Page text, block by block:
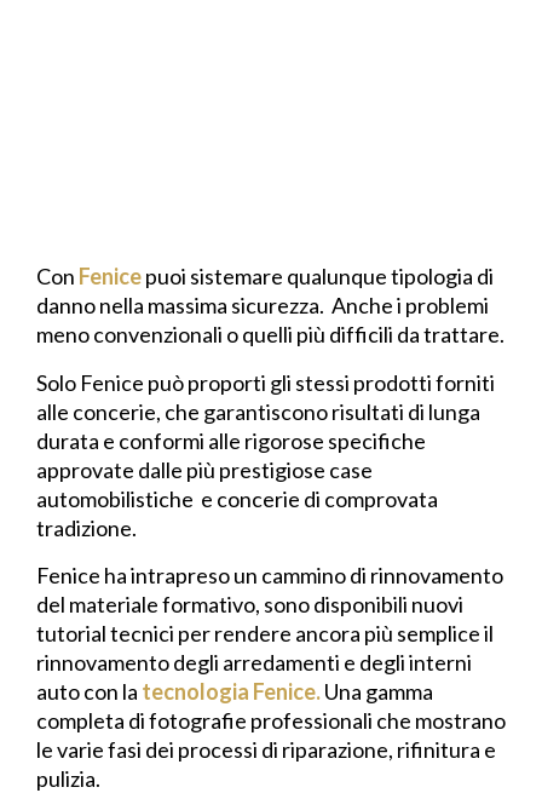
Con Fenicepuoi sistemare qualunque tipologia di
danno nella massima sicurezza. Anche i problemi
meno convenzionali o quelli più difficili da trattare.
Solo Fenice può proporti gli stessi prodotti forniti
alle concerie, che garantiscono risultati di lunga
durata e conformi alle rigorose specifiche
approvate dalle più prestigiose case
automobilistiche e concerie di comprovata
tradizione.
Fenice ha intrapreso un cammino di rinnovamento
del materiale formativo, sono disponibili nuovi
tutorial tecnici per rendere ancora più semplice il
rinnovamento degli arredamenti e degli interni
auto con la tecnologia Fenice.Una gamma
completa di fotografie professionali che mostrano
le varie fasi dei processi di riparazione, rifinitura e
pulizia.